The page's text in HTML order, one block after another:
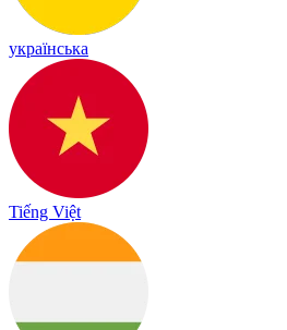
українська
Tiếng Việt